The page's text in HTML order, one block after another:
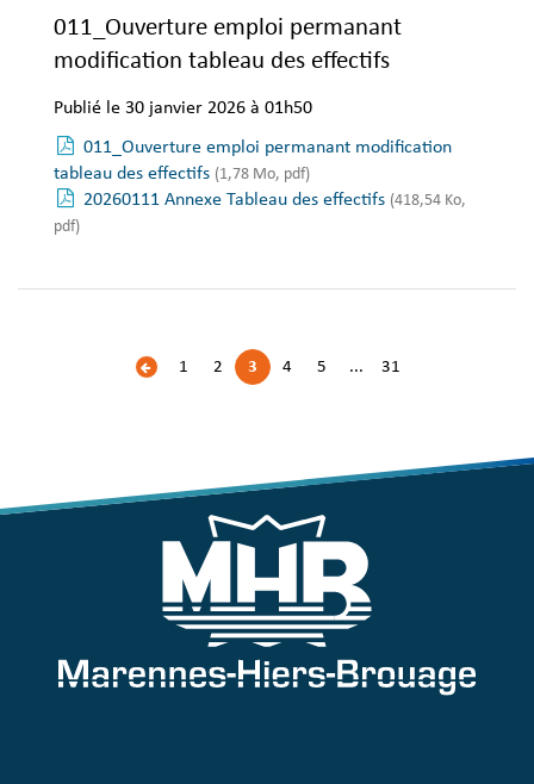
011_Ouverture emploi permanant
modification tableau des effectifs
Publié le 30 janvier 2026 à 01h50
011_Ouverture emploi permanant modification
tableau des effectifs (1,78 Mo, pdf)
20260111 Annexe Tableau des effectifs (418,54 Ko,
pdf)
Page
1 2 3 4 5 ... 31